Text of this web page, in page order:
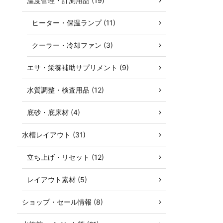
ヒーター・保温ランプ (11)
クーラー・冷却ファン (3)
エサ・栄養補助サプリメント (9)
水質調整・検査用品 (12)
底砂・底床材 (4)
水槽レイアウト (31)
立ち上げ・リセット (12)
レイアウト素材 (5)
ショップ・セール情報 (8)